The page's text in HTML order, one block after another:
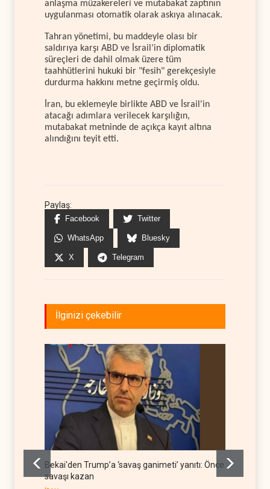
anlaşma müzakereleri ve mutabakat zaptının
uygulanması otomatik olarak askıya alınacak.
Tahran yönetimi, bu maddeyle olası bir
saldırıya karşı ABD ve İsrail’in diplomatik
süreçleri de dahil olmak üzere tüm
taahhütlerini hukuki bir "fesih" gerekçesiyle
durdurma hakkını metne geçirmiş oldu.
İran, bu eklemeyle birlikte ABD ve İsrail'in
atacağı adımlara verilecek karşılığın,
mutabakat metninde de açıkça kayıt altına
alındığını teyit etti.
Paylaş:
Facebook Twitter
WhatsApp Bluesky
X Telegram
İlginizi çekebilir
Bekai'den Trump’a ‘savaş ganimeti’ yanıtı: Önce
savaşı kazan